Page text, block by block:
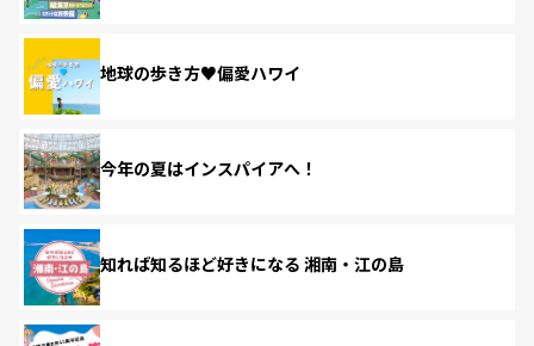
地球の歩き方♥偏愛ハワイ
今年の夏はインスパイアへ！
知れば知るほど好きになる 湘南・江の島